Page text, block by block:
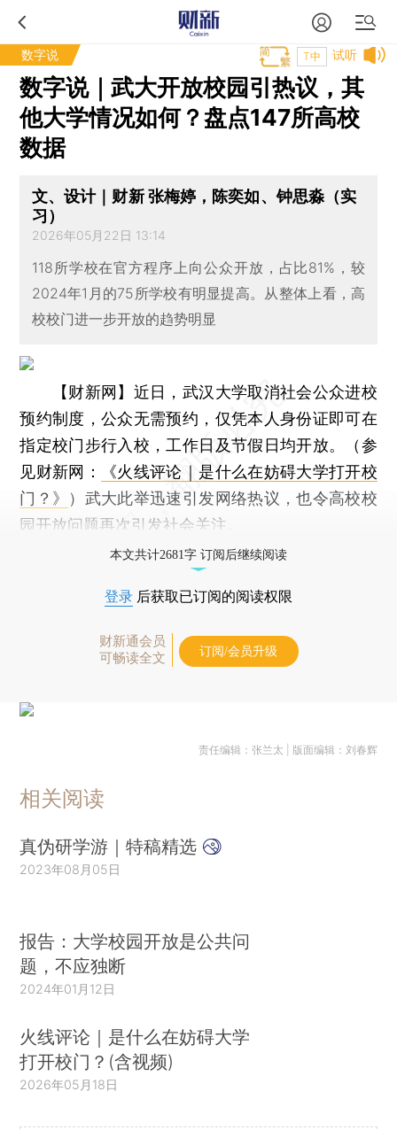
数字说 试听
T中
数字说｜武大开放校园引热议，其
他大学情况如何？盘点147所高校
数据
文、设计｜财新 张梅婷，陈奕如、钟思淼（实
习）
2026年05月22日 13:14
118所学校在官方程序上向公众开放，占比81%，较
2024年1月的75所学校有明显提高。从整体上看，高
校校门进一步开放的趋势明显
【财新网】 近日，武汉大学取消社会公众进校
预约制度，公众无需预约，仅凭本人身份证即可在
指定校门步行入校，工作日及节假日均开放。（参
见财新网：
《火线评论｜是什么在妨碍大学打开校
门？》
）武大此举迅速引发网络热议，也令高校校
园开放问题再次引发社会关注。
本文共计2681字 订阅后继续阅读
登录 后获取已订阅的阅读权限
财新通会员
可畅读全文
订阅/会员升级
责任编辑：张兰太 | 版面编辑：刘春辉
相关阅读
真伪研学游｜特稿精选
2023年08月05日
报告：大学校园开放是公共问
题，不应独断
2024年01月12日
火线评论｜是什么在妨碍大学
打开校门？(含视频)
2026年05月18日